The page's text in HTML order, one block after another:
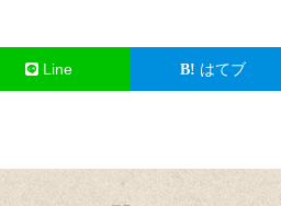
Line はてブ